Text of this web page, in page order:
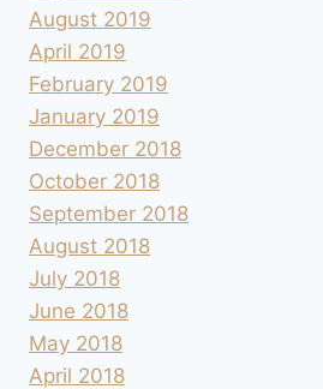
August 2019
April 2019
February 2019
January 2019
December 2018
October 2018
September 2018
August 2018
July 2018
June 2018
May 2018
April 2018